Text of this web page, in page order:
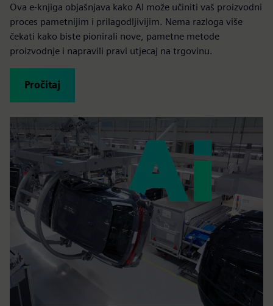
Ova e-knjiga objašnjava kako AI može učiniti vaš proizvodni
proces pametnijim i prilagodljivijim. Nema razloga više
čekati kako biste pionirali nove, pametne metode
proizvodnje i napravili pravi utjecaj na trgovinu.
Pročitaj